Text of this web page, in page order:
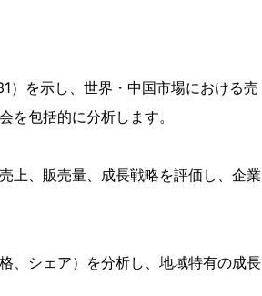
を示し、世界・中国市場における売
を包括的に分析します。
上、販売量、成長戦略を評価し、企業
、シェア）を分析し、地域特有の成長